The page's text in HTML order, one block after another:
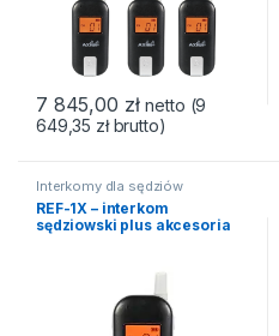
7 845,00 zł netto (9
649,35 złbrutto)
Interkomy dla sędziów
sportowych
REF-1X – interkom
sędziowski plus akcesoria